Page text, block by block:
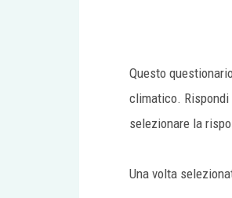
Questo
climatico.
selezionare la
Una volta